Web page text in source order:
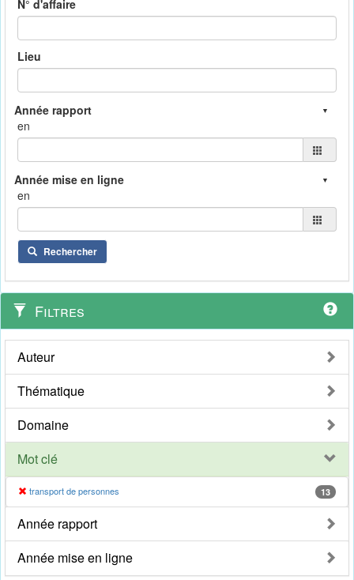
N° d'affaire
Lieu
en
en
Rechercher
Filtres
Auteur
Thématique
Domaine
Mot clé
transport de personnes 13
Année rapport
Année mise en ligne